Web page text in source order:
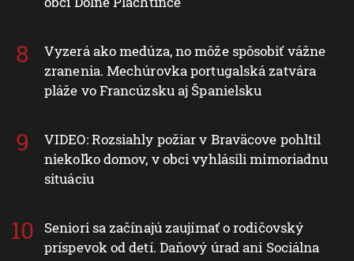
Vyzerá ako medúza, no môže spôsobiť vážne
zranenia. Mechúrovka portugalská zatvára
pláže vo Francúzsku aj Španielsku
VIDEO: Rozsiahly požiar v Braväcove pohltil
niekoľko domov, v obci vyhlásili mimoriadnu
situáciu
Seniori sa začínajú zaujímať o rodičovský
príspevok od detí. Daňový úrad ani Sociálna